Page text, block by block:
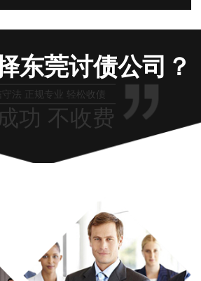
东莞讨债公司？
守法 正规专业 轻松收债
功 不收费